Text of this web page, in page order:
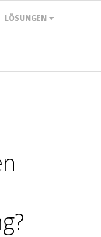
LÖSUNGEN